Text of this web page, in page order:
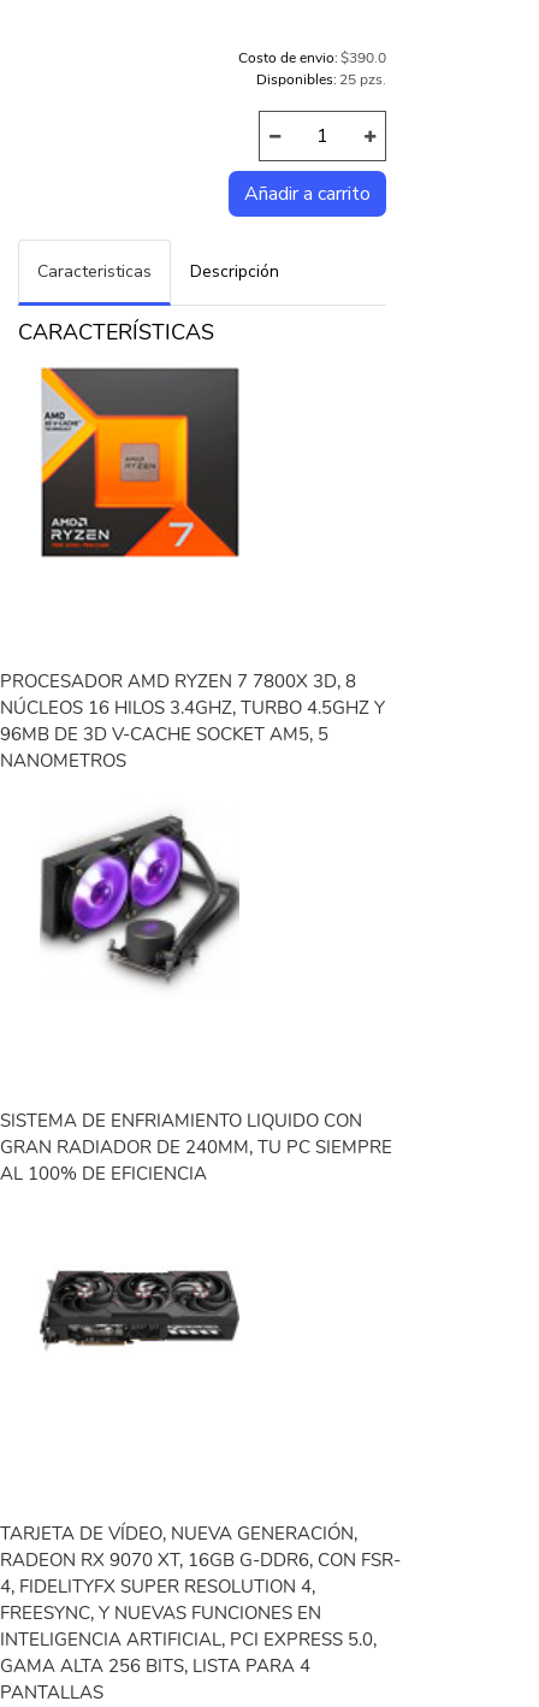
Costo de envio:$390.0
Disponibles: 25 pzs.
Caracteristicas Descripción
CARACTERÍSTICAS
PROCESADOR AMD RYZEN 7 7800X 3D, 8
NÚCLEOS 16 HILOS 3.4GHZ, TURBO 4.5GHZ Y
96MB DE 3D V-CACHE SOCKET AM5, 5
NANOMETROS
SISTEMA DE ENFRIAMIENTO LIQUIDO CON
GRAN RADIADOR DE 240MM, TU PC SIEMPRE
AL 100% DE EFICIENCIA
TARJETA DE VÍDEO, NUEVA GENERACIÓN,
RADEON RX 9070 XT, 16GB G-DDR6, CON FSR-
4, FIDELITYFX SUPER RESOLUTION 4,
FREESYNC, Y NUEVAS FUNCIONES EN
INTELIGENCIA ARTIFICIAL, PCI EXPRESS 5.0,
GAMA ALTA 256 BITS, LISTA PARA 4
PANTALLAS